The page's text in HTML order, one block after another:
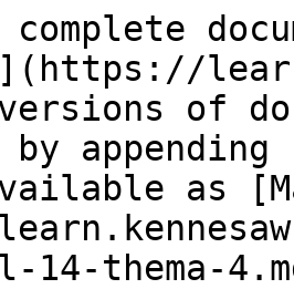
versions of
as
14-thema-